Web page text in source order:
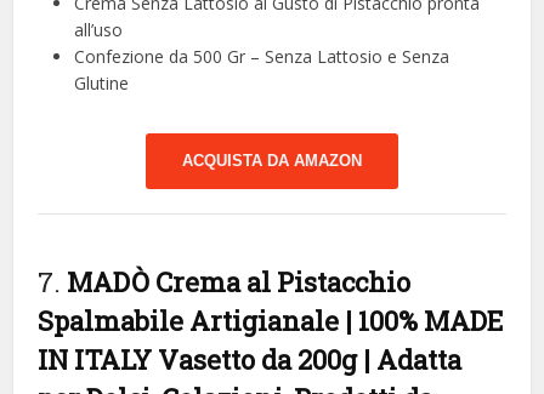
all’uso
Confezione da 500 Gr – Senza Lattosio e Senza
Glutine
ACQUISTA DA AMAZON
7. MADÒ Crema al Pistacchio
Spalmabile Artigianale | 100% MADE
IN ITALY Vasetto da 200g | Adatta